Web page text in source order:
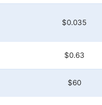
$0.035
$0.63
$60